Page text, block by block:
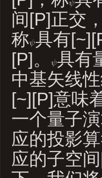
间[P]正交
称 具有
[P]。
具有
中基矢线
[~][P]意味
一个量子
应的投影
应的子空